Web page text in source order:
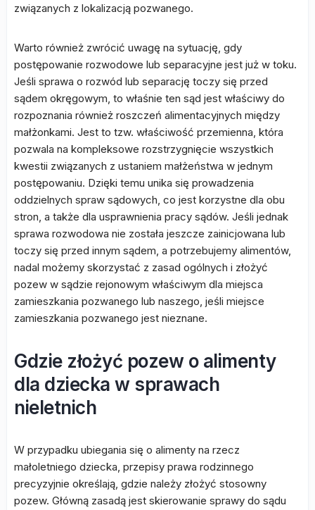
związanych z lokalizacją pozwanego.
Warto również zwrócić uwagę na sytuację, gdy
postępowanie rozwodowe lub separacyjne jest już w toku.
Jeśli sprawa o rozwód lub separację toczy się przed
sądem okręgowym, to właśnie ten sąd jest właściwy do
rozpoznania również roszczeń alimentacyjnych między
małżonkami. Jest to tzw. właściwość przemienna, która
pozwala na kompleksowe rozstrzygnięcie wszystkich
kwestii związanych z ustaniem małżeństwa w jednym
postępowaniu. Dzięki temu unika się prowadzenia
oddzielnych spraw sądowych, co jest korzystne dla obu
stron, a także dla usprawnienia pracy sądów. Jeśli jednak
sprawa rozwodowa nie została jeszcze zainicjowana lub
toczy się przed innym sądem, a potrzebujemy alimentów,
nadal możemy skorzystać z zasad ogólnych i złożyć
pozew w sądzie rejonowym właściwym dla miejsca
zamieszkania pozwanego lub naszego, jeśli miejsce
zamieszkania pozwanego jest nieznane.
Gdzie złożyć pozew o alimenty
dla dziecka w sprawach
nieletnich
W przypadku ubiegania się o alimenty na rzecz
małoletniego dziecka, przepisy prawa rodzinnego
precyzyjnie określają, gdzie należy złożyć stosowny
pozew. Główną zasadą jest skierowanie sprawy do sądu